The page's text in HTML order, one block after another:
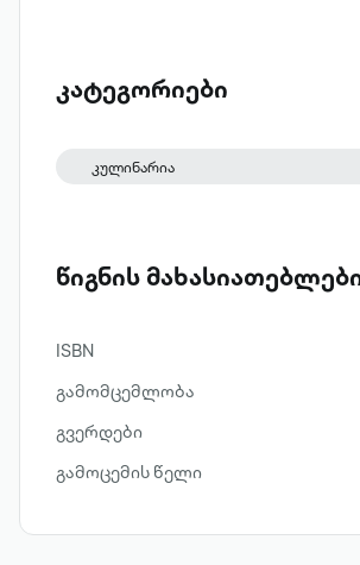
კატეგორიები
კულინარია
წიგნის
ISBN
გამომცემლობა
გვერდები
გამოცემის წელი